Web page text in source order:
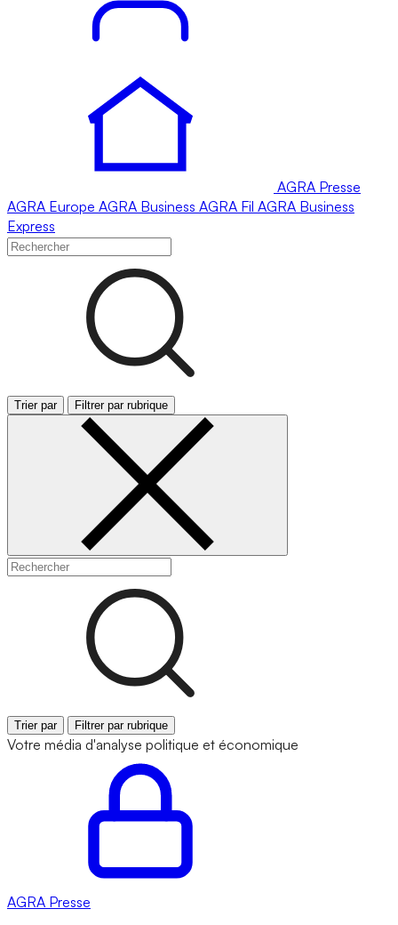
AGRA Presse
AGRA Europe AGRA Business AGRA Fil AGRA Business
Express
Trier par Filtrer par rubrique
Trier par Filtrer par rubrique
Votre média d'analyse politique et économique
AGRA Presse